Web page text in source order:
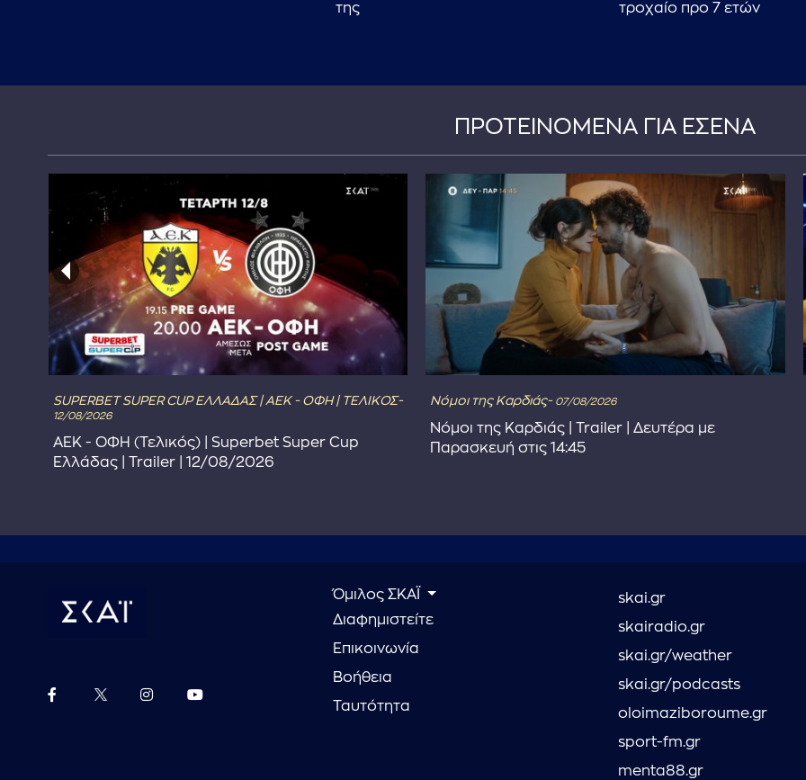
της
τροχαίο προ 7 ετών
ΠΡΟΤΕΙΝΟΜΕΝΑ ΓΙΑ ΕΣΕΝΑ
SUPERBET SUPER CUP ΕΛΛΑΔΑΣ | ΑΕΚ - ΟΦΗ | ΤΕΛΙΚΟΣ-
12/08/2026
ΑΕΚ - ΟΦΗ (Τελικός) | Superbet Super Cup
Ελλάδας | Trailer | 12/08/2026
Νόμοι της Καρδιάς- 07/08/2026
Νόμοι της Καρδιάς | Trailer | Δευτέρα με
Παρασκευή στις 14:45
Όμιλος ΣΚΑΪ
Διαφημιστείτε
Επικοινωνία
Βοήθεια
Ταυτότητα
skai.gr
skairadio.gr
skai.gr/weather
skai.gr/podcasts
oloimaziboroume.gr
sport-fm.gr
menta88.gr